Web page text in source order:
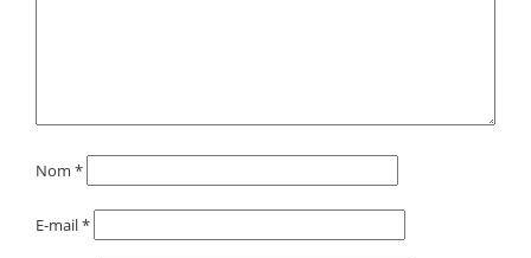
Nom *
E-mail*